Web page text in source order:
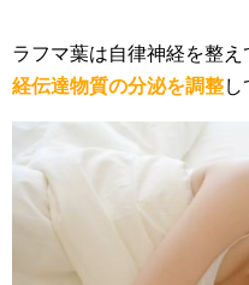
ラフマ葉は自律神経を整え
経伝達物質の分泌を調整し